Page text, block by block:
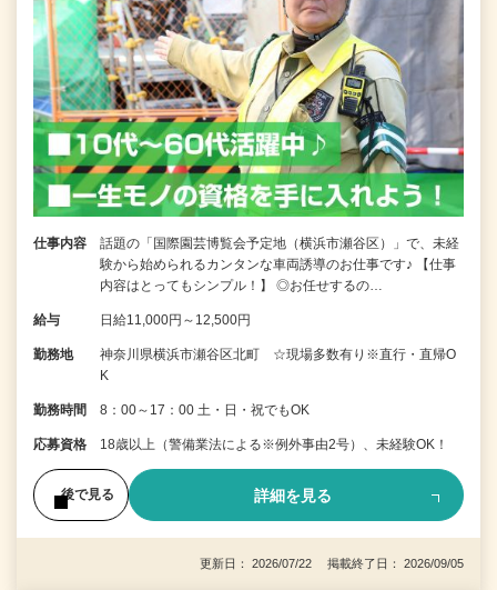
仕事内容
話題の「国際園芸博覧会予定地（横浜市瀬谷区）」で、未経
験から始められるカンタンな車両誘導のお仕事です♪ 【仕事
内容はとってもシンプル！】 ◎お任せするの…
給与 日給11,000円～12,500円
勤務地
神奈川県横浜市瀬谷区北町 ☆現場多数有り※直行・直帰O
K
勤務時間 8：00～17：00 土・日・祝でもOK
応募資格 18歳以上（警備業法による※例外事由2号）、未経験OK！
後で見る 詳細を見る
更新日： 2026/07/22 掲載終了日： 2026/09/05